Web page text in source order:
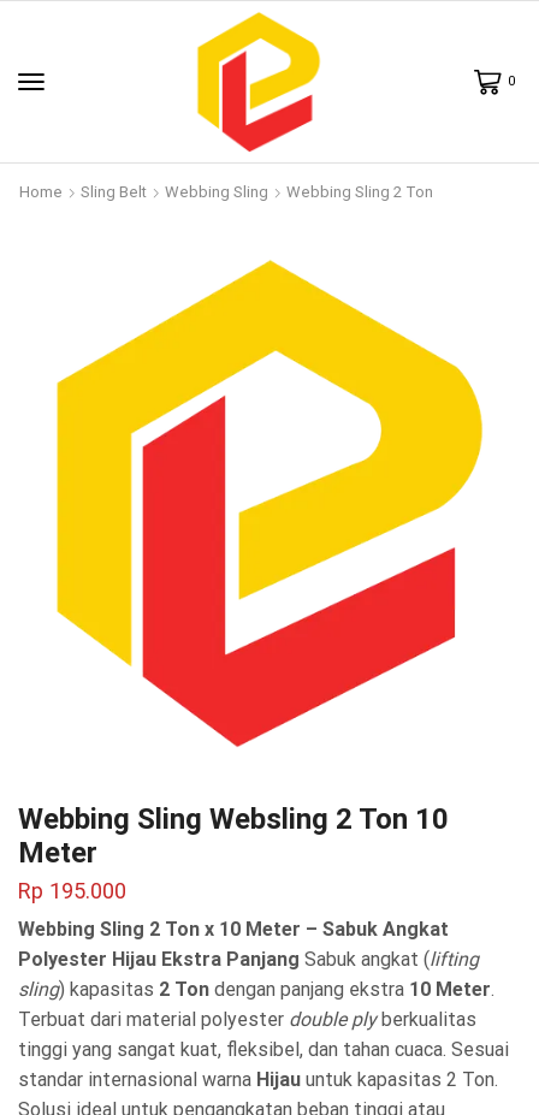
0
Home Sling Belt Webbing Sling Webbing Sling 2 Ton
Webbing Sling Websling 2 Ton 10
Meter
Rp 195.000
Webbing Sling 2 Ton x 10 Meter – Sabuk Angkat
Polyester Hijau Ekstra Panjang Sabuk angkat (lifting
sling) kapasitas 2 Ton dengan panjang ekstra 10 Meter.
Terbuat dari material polyester double plyberkualitas
tinggi yang sangat kuat, fleksibel, dan tahan cuaca. Sesuai
standar internasional warna Hijau untuk kapasitas 2 Ton.
Solusi ideal untuk pengangkatan beban tinggi atau